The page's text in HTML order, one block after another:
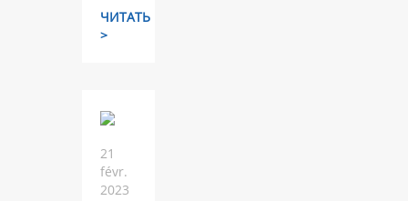
ЧИТАТЬ
>
21
févr.
2023